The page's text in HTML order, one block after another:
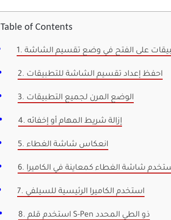
Table of Contents
على الفتح في وضع تقسيم الشاشة
2. احفظ إعداد تقسيم الشاشة للتطبيقات
3. الوضع المرن لجميع التطبيقات
4. إزالة شريط المهام أو إخفائه
5. انعكاس شاشة الغطاء
استخدم شاشة الغطاء كمعاينة في الكاميرا
7. استخدم الكاميرا الرئيسية للسيلفي
8. استخدم قلم S-Pen ذو الطي المحدد